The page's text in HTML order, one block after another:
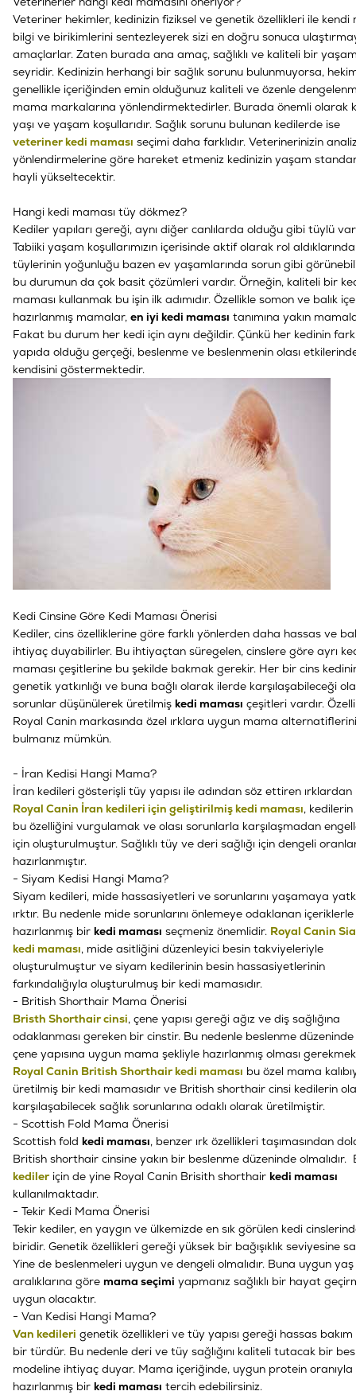
Veteriner hekimler, kedinizin fiziksel ve genetik özellikleri ile kendi
bilgi ve birikimlerini sentezleyerek sizi en doğru sonuca
amaçlarlar. Zaten burada ana amaç, sağlıklı ve kaliteli bir
seyridir. Kedinizin herhangi bir sağlık sorunu bulunmuyorsa,
genellikle içeriğinden emin olduğunuz kaliteli ve özenle
mama markalarına yönlendirmektedirler. Burada önemli olarak
yaşı ve yaşam koşullarıdır. Sağlık sorunu bulunan kedilerde ise
veteriner kedi maması seçimi daha farklıdır. Veterinerinizin
yönlendirmelerine göre hareket etmeniz kedinizin yaşam
hayli yükseltecektir.
Hangi kedi maması tüy dökmez?
Kediler yapıları gereği, aynı diğer canlılarda olduğu gibi tüylü
Tabiiki yaşam koşullarımızın içerisinde aktif olarak rol
tüylerinin yoğunluğu bazen ev yaşamlarında sorun gibi
bu durumun da çok basit çözümleri vardır. Örneğin, kaliteli bir
maması kullanmak bu işin ilk adımıdır. Özellikle somon ve balık
hazırlanmış mamalar, en iyi kedi maması tanımına yakın
Fakat bu durum her kedi için aynı değildir. Çünkü her kedinin
yapıda olduğu gerçeği, beslenme ve beslenmenin olası
kendisini göstermektedir.
Kedi Cinsine Göre Kedi Maması Önerisi
Kediler, cins özelliklerine göre farklı yönlerden daha hassas ve
ihtiyaç duyabilirler. Bu ihtiyaçtan süregelen, cinslere göre ayrı
maması çeşitlerine bu şekilde bakmak gerekir. Her bir cins
genetik yatkınlığı ve buna bağlı olarak ilerde karşılaşabileceği
sorunlar düşünülerek üretilmiş kedi maması çeşitleri vardır.
Royal Canin markasında özel ırklara uygun mama alternatiflerini
bulmanız mümkün.
- İran Kedisi Hangi Mama?
İran kedileri gösterişli tüy yapısı ile adından söz ettiren ırklardan
Royal Canin İran kedileri için geliştirilmiş kedi maması,
bu özelliğini vurgulamak ve olası sorunlarla karşılaşmadan
için oluşturulmuştur. Sağlıklı tüy ve deri sağlığı için dengeli
hazırlanmıştır.
- Siyam Kedisi Hangi Mama?
Siyam kedileri, mide hassasiyetleri ve sorunlarını yaşamaya
ırktır. Bu nedenle mide sorunlarını önlemeye odaklanan içeriklerle
hazırlanmış bir kedi maması seçmeniz önemlidir. Royal Canin
kedi maması, mide asitliğini düzenleyici besin takviyeleriyle
oluşturulmuştur ve siyam kedilerinin besin hassasiyetlerinin
farkındalığıyla oluşturulmuş bir kedi mamasıdır.
- British Shorthair Mama Önerisi
Bristh Shorthair cinsi, çene yapısı gereği ağız ve diş sağlığına
odaklanması gereken bir cinstir. Bu nedenle beslenme düzeninde
çene yapısına uygun mama şekliyle hazırlanmış olması
Royal Canin British Shorthair kedi maması bu özel mama
üretilmiş bir kedi mamasıdır ve British shorthair cinsi kedilerin
karşılaşabilecek sağlık sorunlarına odaklı olarak üretilmiştir.
- Scottish Fold Mama Önerisi
Scottish fold kedi maması, benzer ırk özellikleri taşımasından
British shorthair cinsine yakın bir beslenme düzeninde olmalıdır.
kedileriçin de yine Royal Canin Brisith shorthair kedi maması
kullanılmaktadır.
- Tekir Kedi Mama Önerisi
Tekir kediler, en yaygın ve ülkemizde en sık görülen kedi
biridir. Genetik özellikleri gereği yüksek bir bağışıklık seviyesine
Yine de beslenmeleri uygun ve dengeli olmalıdır. Buna uygun yaş
aralıklarına göre mama seçimi yapmanız sağlıklı bir hayat
uygun olacaktır.
- Van Kedisi Hangi Mama?
Van kedileri genetik özellikleri ve tüy yapısı gereği hassas
bir türdür. Bu nedenle deri ve tüy sağlığını kaliteli tutacak bir
modeline ihtiyaç duyar. Mama içeriğinde, uygun protein oranıyla
hazırlanmış bir kedi maması tercih edebilirsiniz.